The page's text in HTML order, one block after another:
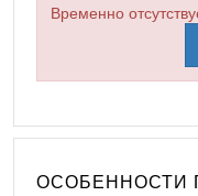
Временно
ОСОБЕННОСТИ